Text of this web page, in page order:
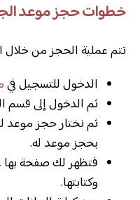
خطوات حجز موعد
تتم عملية الحجز من خلال
الدخول للتسجيل في
ثم الدخول إلى قسم
ثم نختار حجز موعد
بحجز موعد له.
فتظهر لك صفحة بها
وكتابتها.